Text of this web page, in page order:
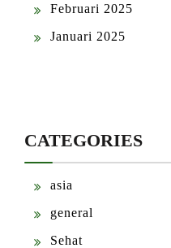
Februari 2025
Januari 2025
CATEGORIES
asia
general
Sehat